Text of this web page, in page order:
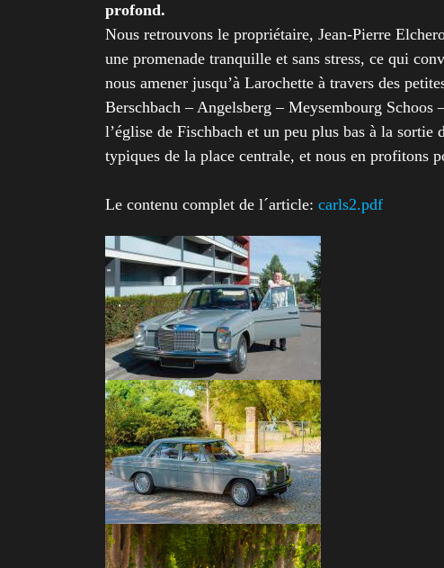
profond.
Nous retrouvons le propriétaire, Jean-Pierre
une promenade tranquille et sans stress, ce qui
nous amener jusqu’à Larochette à travers des
Berschbach – Angelsberg – Meysembourg
l’église de Fischbach et un peu plus bas à la
typiques de la place centrale, et nous en profitons
Le contenu complet de l´article: carls2.pdf